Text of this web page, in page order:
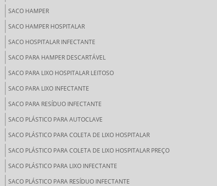
SACO HAMPER
SACO HAMPER HOSPITALAR
SACO HOSPITALAR INFECTANTE
SACO PARA HAMPER DESCARTÁVEL
SACO PARA LIXO HOSPITALAR LEITOSO
SACO PARA LIXO INFECTANTE
SACO PARA RESÍDUO INFECTANTE
SACO PLÁSTICO PARA AUTOCLAVE
SACO PLÁSTICO PARA COLETA DE LIXO HOSPITALAR
SACO PLÁSTICO PARA COLETA DE LIXO HOSPITALAR PREÇO
SACO PLÁSTICO PARA LIXO INFECTANTE
SACO PLÁSTICO PARA RESÍDUO INFECTANTE